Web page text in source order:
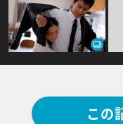
この